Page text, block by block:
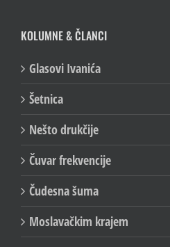
KOLUMNE & ČLANCI
Glasovi Ivanića
Šetnica
Nešto drukčije
Čuvar frekvencije
Čudesna šuma
Moslavačkim krajem